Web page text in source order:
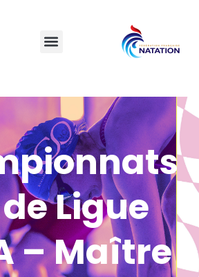
Ligue
– Maître